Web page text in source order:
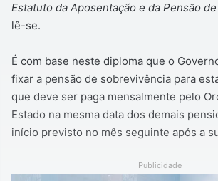
Estatuto da Aposentação e da Pensão
lê-se.
É com base neste diploma que o
fixar a pensão de sobrevivência para
que deve ser paga mensalmente pelo
Estado na mesma data dos demais
início previsto no mês seguinte após a
Publicidade